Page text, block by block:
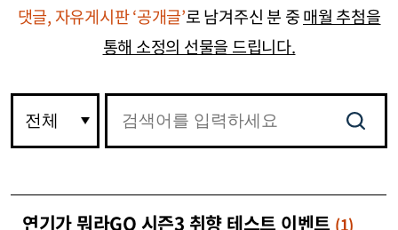
댓글, 자유게시판 ‘공개글’로 남겨주신 분 중매월 추첨을
통해 소정의 선물을 드립니다.
연기가 뭐라GO 시즌3 취향 테스트 이벤트 (1)